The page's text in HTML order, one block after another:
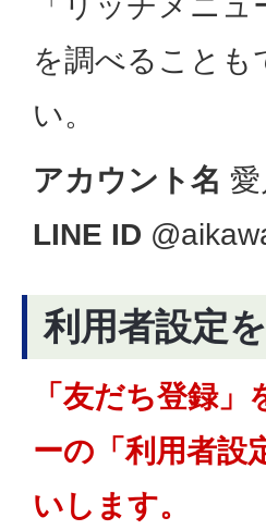
を調べることも
い。
アカウント名
LINE ID
利用者設定
「友だち登録
ーの「利用者設
いします。